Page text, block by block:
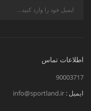
اطلاعات تماس
90003717
ایمیل : info@sportland.ir